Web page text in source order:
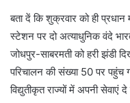
बता दें कि शुक्रवार को ही
स्टेशन पर दो अत्याधुनिक वंदे
जोधपुर-साबरमती को हरी झंडी
परिचालन की संख्या 50 पर
विद्युतीकृत राज्यों में अपनी सेवाएं दे